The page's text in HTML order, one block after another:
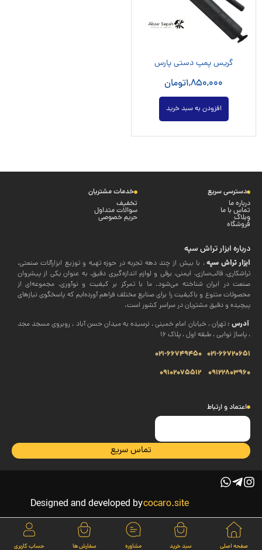
گریس پمپ دستی پارس
1,850,000تومان
افزودن به سبد خرید
دسترسی سریع
درباره ما
تماس با ما
وبلاگ
فروشگاه
خدمات مشتریان
تخفیف
سوالات متداول
حریم خصوصی
درباره ابزار تراش سپه
ابزار تراش سپه، با بیش از چند دهه تجربه در حوزه تهیه و توزیع ابزارآلات صنعتی،
تراشکاری، قالب‌سازی، ایمنی، برقی و لوازم اندازه‌گیری دقیق، به عنوان یکی از پیشروان
صنعت در ایران شناخته می‌شود. ما با تمرکز بر کیفیت و نوآوری، مجموعه‌ای از
محصولات متنوع و باکیفیت را برای صنایع مختلف فراهم آورده‌ایم که پاسخگوی نیازهای
پیچیده و دقیق مشتریان در سراسر کشور است.
آدرس : تهران ، خیابان امام خمینی ، نرسیده به میدان حسن آباد ، روبروی مسجد مجد
، پاساژ نوایی ، طبقه اول ، پلاک 16
021-66720651
021-66749450
09122803960
09102075512
اعتماد و ارتباط
تماس سریع
Designed and developed bycocaro.site
صفحه اصلی سبد خرید مشاوره سفارش ها حساب کاربری